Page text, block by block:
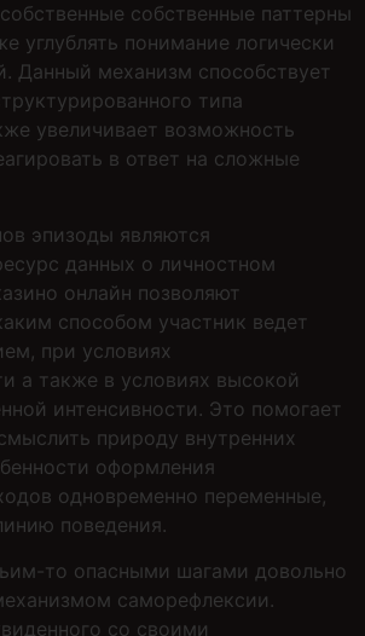
собственные паттерны
углублять понимание логически
Данный механизм способствует
типа
увеличивает возможность
в ответ на сложные
эпизоды являются
данных о личностном
онлайн позволяют
способом участник ведет
при условиях
а также в условиях высокой
интенсивности. Это помогает
природу внутренних
оформления
одновременно переменные,
поведения.
то опасными шагами довольно
саморефлексии.
со своими